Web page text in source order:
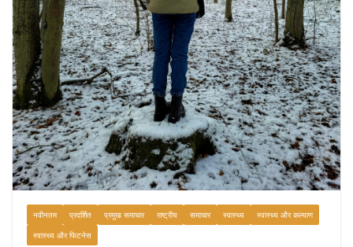
नवीनतम प्रदर्शित प्रमुख समाचार राष्ट्रीय समाचार स्वास्थ्य
स्वास्थ्य और कल्याण
स्वास्थ्य और फिटनेस